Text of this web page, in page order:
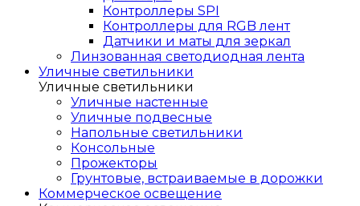
Контроллеры SPI
Контроллеры для RGB лент
Датчики и маты для зеркал
Линзованная светодиодная лента
Уличные светильники
Уличные светильники
Уличные настенные
Уличные подвесные
Напольные светильники
Консольные
Прожекторы
Грунтовые, встраиваемые в дорожки
Коммерческое освещение